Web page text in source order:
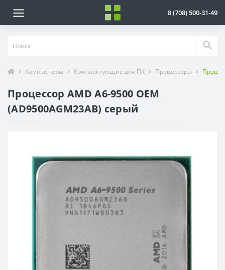
8 (708) 500-31-49
Компьютеры Комплектующие для ПК Процессоры
Процессор AMD A6-9500 OEM
(AD9500AGM23AB) серый